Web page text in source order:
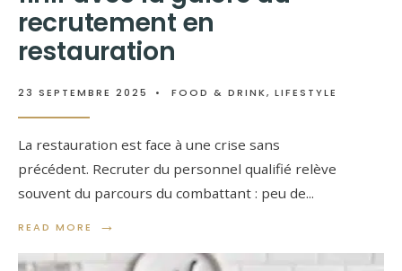
recrutement en
restauration
23 SEPTEMBRE 2025 • FOOD & DRINK, LIFESTYLE
La restauration est face à une crise sans
précédent. Recruter du personnel qualifié relève
souvent du parcours du combattant : peu de...
READ MORE →